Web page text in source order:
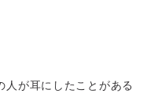
人が耳にしたことがある